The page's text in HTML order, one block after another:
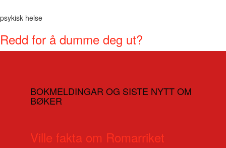
psykisk helse
Redd for å dumme deg ut?
BOKMELDINGAR OG SISTE NYTT OM
BØKER
Ville fakta om Romarriket